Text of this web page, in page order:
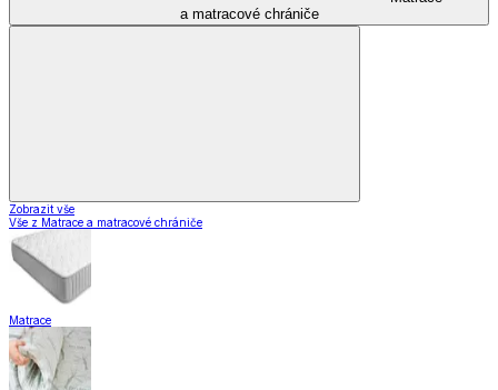
a matracové chrániče
Zobrazit vše
Vše z Matrace a matracové chrániče
Matrace